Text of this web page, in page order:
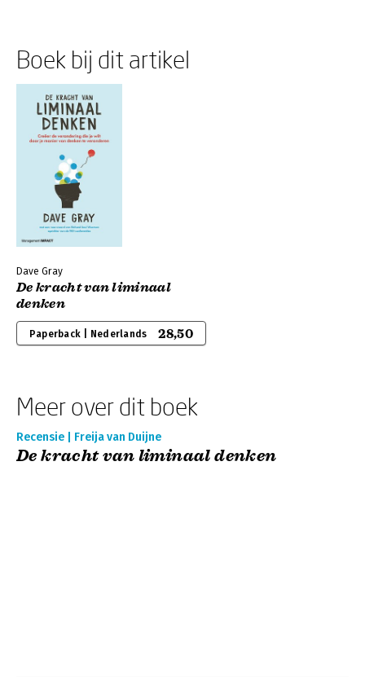
Boek bij dit artikel
Dave Gray
De kracht van liminaal
denken
Paperback | Nederlands 28,50
Meer over dit boek
Recensie | Freija van Duijne
De kracht van liminaal denken